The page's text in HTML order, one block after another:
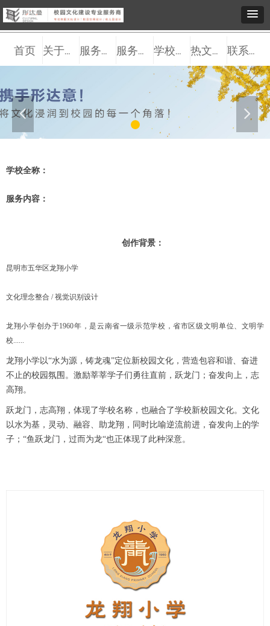
넳 넲
首页 关于我们 服务观点 服务内容 学校案例 热文推送 联系我们
昆明市五华区龙翔小学
文化理念整合 / 视觉识别设计
龙翔小学创办于1960年，是云南省一级示范学校，省市区级文明单位、文明学
校......
龙翔小学以“水为源，铸龙魂”定位新校园文化，营造包容和谐、奋进
不止的校园氛围。激励莘莘学子们勇往直前，跃龙门；奋发向上，志
高翔。
跃龙门，志高翔，体现了学校名称，也融合了学校新校园文化。文化
以水为基，灵动、融容、助龙翔，同时比喻逆流前进，奋发向上的学
子；“鱼跃龙门，过而为龙“也正体现了此种深意。
学校全称：
服务内容：
创作背景：